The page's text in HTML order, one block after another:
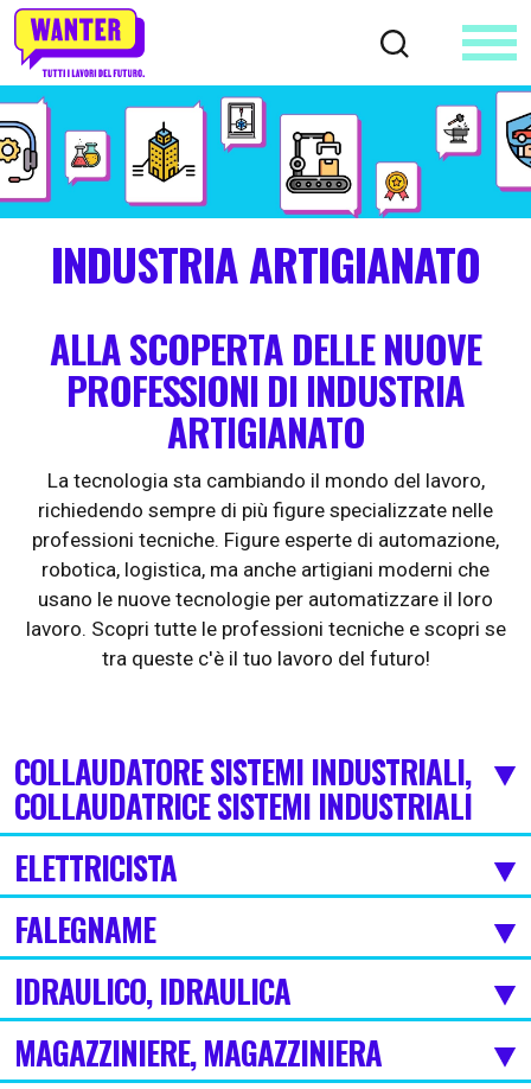
INDUSTRIA ARTIGIANATO
ALLA SCOPERTA DELLE NUOVE
PROFESSIONI DI INDUSTRIA
ARTIGIANATO
La tecnologia sta cambiando il mondo del lavoro,
richiedendo sempre di più figure specializzate nelle
professioni tecniche. Figure esperte di automazione,
robotica, logistica, ma anche artigiani moderni che
usano le nuove tecnologie per automatizzare il loro
lavoro. Scopri tutte le professioni tecniche e scopri se
tra queste c'è il tuo lavoro del futuro!
COLLAUDATORE SISTEMI INDUSTRIALI,
COLLAUDATRICE SISTEMI INDUSTRIALI
ELETTRICISTA
FALEGNAME
IDRAULICO, IDRAULICA
MAGAZZINIERE, MAGAZZINIERA